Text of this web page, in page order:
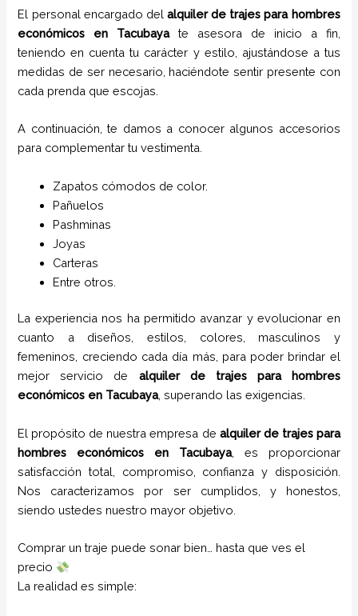
El personal encargado del alquiler de trajes para hombres
económicos en
Tacubayate asesora de inicio a fin,
teniendo en cuenta tu carácter y estilo, ajustándose a tus
medidas de ser necesario, haciéndote sentir presente con
cada prenda que escojas.
A continuación, te damos a conocer algunos accesorios
para complementar tu vestimenta.
Zapatos cómodos de color.
Pañuelos
Pashminas
Joyas
Carteras
Entre otros.
La experiencia nos ha permitido avanzar y evolucionar en
cuanto a diseños, estilos, colores, masculinos y
femeninos, creciendo cada día más, para poder brindar el
mejor servicio de alquiler de trajes para hombres
económicos en Tacubaya, superando las exigencias.
El propósito de nuestra empresa de alquiler de trajes para
hombres económicos en
Tacubaya, es proporcionar
satisfacción total, compromiso, confianza y disposición.
Nos caracterizamos por ser cumplidos, y honestos,
siendo ustedes nuestro mayor objetivo.
Comprar un traje puede sonar bien… hasta que ves el
precio
La realidad es simple: